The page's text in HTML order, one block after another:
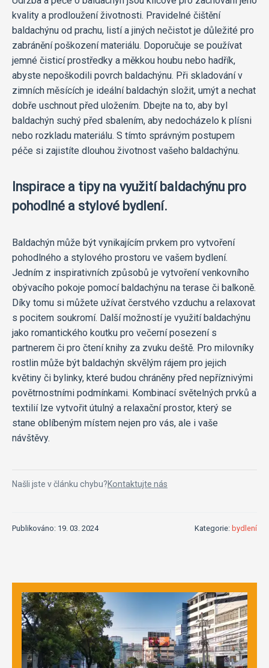
kvality a prodloužení životnosti. Pravidelné čištění
baldachýnu od prachu, listí a jiných nečistot je důležité pro
zabránění poškození materiálu. Doporučuje se používat
jemné čisticí prostředky a měkkou houbu nebo hadřík,
abyste nepoškodili povrch baldachýnu. Při skladování v
zimních měsících je ideální baldachýn složit, umýt a nechat
dobře uschnout před uložením. Dbejte na to, aby byl
baldachýn suchý před sbalením, aby nedocházelo k plísni
nebo rozkladu materiálu. S tímto správným postupem
péče si zajistíte dlouhou životnost vašeho baldachýnu.
Inspirace a tipy na využití baldachýnu pro
pohodlné a stylové bydlení.
Baldachýn může být vynikajícím prvkem pro vytvoření
pohodlného a stylového prostoru ve vašem bydlení.
Jedním z inspirativních způsobů je vytvoření venkovního
obývacího pokoje pomocí baldachýnu na terase či balkoně.
Díky tomu si můžete užívat čerstvého vzduchu a relaxovat
s pocitem soukromí. Další možností je využití baldachýnu
jako romantického koutku pro večerní posezení s
partnerem či pro čtení knihy za zvuku deště. Pro milovníky
rostlin může být baldachýn skvělým rájem pro jejich
květiny či bylinky, které budou chráněny před nepříznivými
povětrnostními podmínkami. Kombinací světelných prvků a
textilií lze vytvořit útulný a relaxační prostor, který se
stane oblíbeným místem nejen pro vás, ale i vaše
návštěvy.
Našli jste v článku chybu?Kontaktujte nás
Publikováno: 19. 03. 2024 Kategorie: bydlení